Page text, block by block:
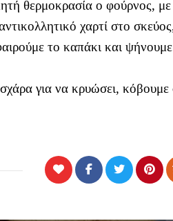
θερμοκρασία ο φούρνος,
χαρτί στο
το καπάκι και
για να κρυώσει, κόβουμε